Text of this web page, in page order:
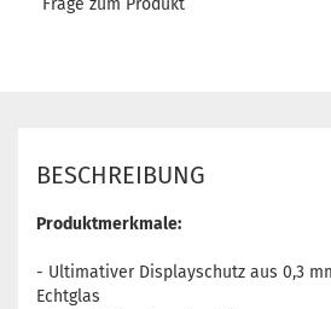
Frage zum Produkt
BESCHREIBUNG
Produktmerkmale:
- Ultimativer Displayschutz aus 0,3
Echtglas